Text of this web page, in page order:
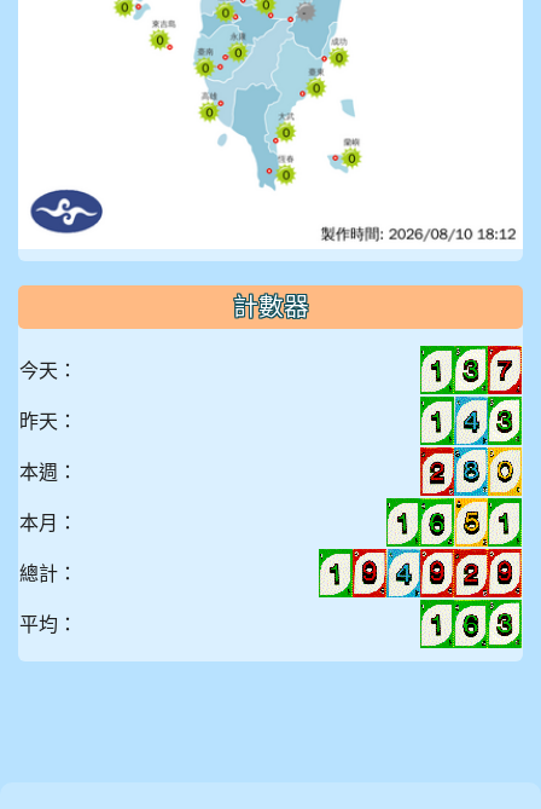
計數器
今天：
昨天：
本週：
本月：
總計：
平均：